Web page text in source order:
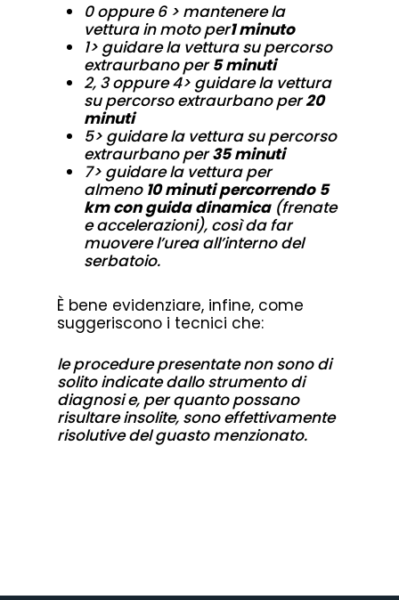
0 oppure 6 > mantenere la
vettura in moto per1 minuto
1> guidare la vettura su percorso
extraurbano per5 minuti
2, 3 oppure 4> guidare la vettura
su percorso extraurbano per20
minuti
5> guidare la vettura su percorso
extraurbano per35 minuti
7> guidare la vettura per
almeno 10 minuti percorrendo 5
km con guida dinamica (frenate
e accelerazioni), così da far
muovere l’urea all’interno del
serbatoio.
È bene evidenziare, infine, come
suggeriscono i tecnici che:
le procedure presentate non sono di
solito indicate dallo strumento di
diagnosi e, per quanto possano
risultare insolite, sono effettivamente
risolutive del guasto menzionato.